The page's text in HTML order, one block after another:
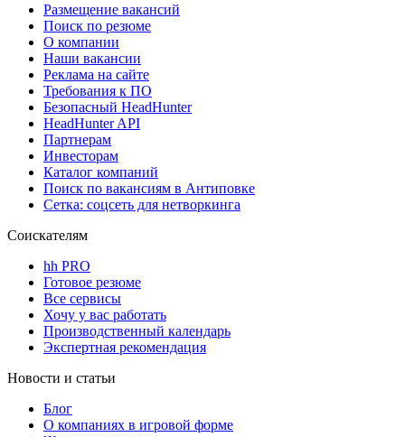
Размещение вакансий
Поиск по резюме
О компании
Наши вакансии
Реклама на сайте
Требования к ПО
Безопасный HeadHunter
HeadHunter API
Партнерам
Инвесторам
Каталог компаний
Поиск по вакансиям в Антиповке
Сетка: соцсеть для нетворкинга
Соискателям
hh PRO
Готовое резюме
Все сервисы
Хочу у вас работать
Производственный календарь
Экспертная рекомендация
Новости и статьи
Блог
О компаниях в игровой форме